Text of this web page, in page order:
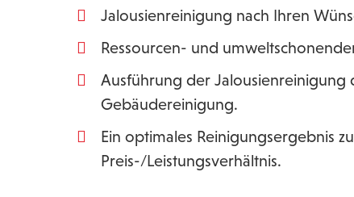
Jalousienreinigung nach Ihren
Ressourcen- und
Ausführung der Jalousienreinigung
Gebäudereinigung.
Ein optimales Reinigungsergebnis
Preis-/Leistungsverhältnis.